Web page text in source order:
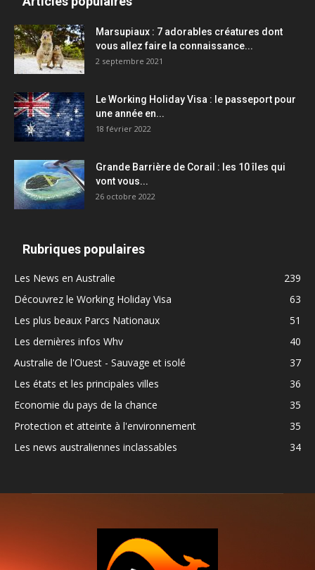
Marsupiaux : 7 adorables créatures dont
vous allez faire la connaissance...
2 septembre 2021
Le Working Holiday Visa : le passeport pour
une année en...
18 février 2022
Grande Barrière de Corail : les 10 îles qui
vont vous...
26 octobre 2022
Rubriques populaires
Les News en Australie
239
Découvrez le Working Holiday Visa
63
Les plus beaux Parcs Nationaux
51
Les dernières infos Whv
40
Australie de l'Ouest - Sauvage et isolé
37
Les états et les principales villes
36
Economie du pays de la chance
35
Protection et atteinte à l'environnement
35
Les news australiennes inclassables
34